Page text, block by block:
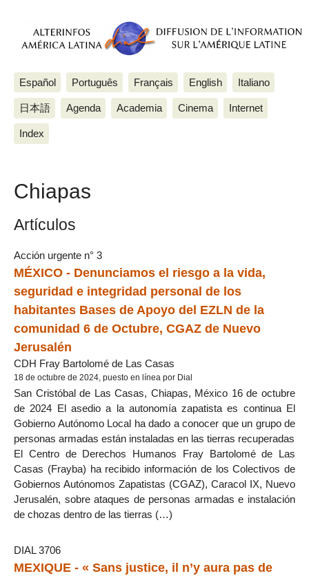
Español Português Français English Italiano
日本語 Agenda Academia Cinema Internet
Index
Chiapas
Artículos
Acción urgente n° 3
MÉXICO - Denunciamos el riesgo a la vida,
seguridad e integridad personal de los
habitantes Bases de Apoyo del EZLN de la
comunidad 6 de Octubre, CGAZ de Nuevo
Jerusalén
CDH Fray Bartolomé de Las Casas
18 de octubre de 2024, puesto en línea por Dial
San Cristóbal de Las Casas, Chiapas, México 16 de octubre
de 2024 El asedio a la autonomía zapatista es continua El
Gobierno Autónomo Local ha dado a conocer que un grupo de
personas armadas están instaladas en las tierras recuperadas
El Centro de Derechos Humanos Fray Bartolomé de Las
Casas (Frayba) ha recibido información de los Colectivos de
Gobiernos Autónomos Zapatistas (CGAZ), Caracol IX, Nuevo
Jerusalén, sobre ataques de personas armadas e instalación
de chozas dentro de las tierras (…)
DIAL 3706
MEXIQUE - « Sans justice, il n’y aura pas de